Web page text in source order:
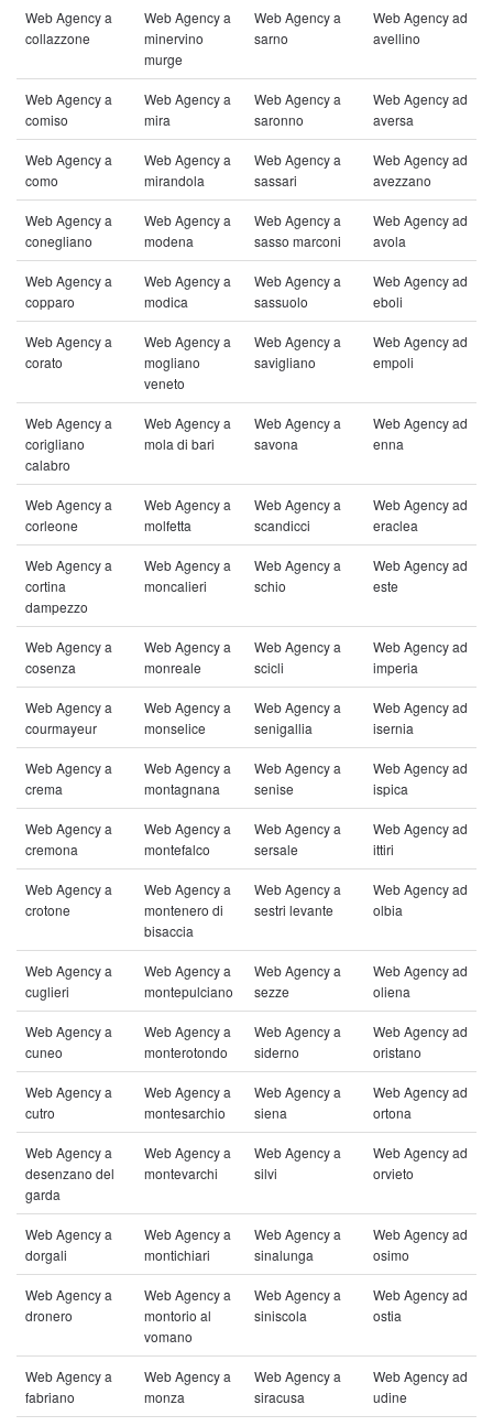
Web Agency a
collazzone
Web Agency a
minervino
murge
Web Agency a
sarno
Web Agency ad
avellino
Web Agency a
comiso
Web Agency a
mira
Web Agency a
saronno
Web Agency ad
aversa
Web Agency a
como
Web Agency a
mirandola
Web Agency a
sassari
Web Agency ad
avezzano
Web Agency a
conegliano
Web Agency a
modena
Web Agency a
sasso marconi
Web Agency ad
avola
Web Agency a
copparo
Web Agency a
modica
Web Agency a
sassuolo
Web Agency ad
eboli
Web Agency a
corato
Web Agency a
mogliano
veneto
Web Agency a
savigliano
Web Agency ad
empoli
Web Agency a
corigliano
calabro
Web Agency a
mola di bari
Web Agency a
savona
Web Agency ad
enna
Web Agency a
corleone
Web Agency a
molfetta
Web Agency a
scandicci
Web Agency ad
eraclea
Web Agency a
cortina
dampezzo
Web Agency a
moncalieri
Web Agency a
schio
Web Agency ad
este
Web Agency a
cosenza
Web Agency a
monreale
Web Agency a
scicli
Web Agency ad
imperia
Web Agency a
courmayeur
Web Agency a
monselice
Web Agency a
senigallia
Web Agency ad
isernia
Web Agency a
crema
Web Agency a
montagnana
Web Agency a
senise
Web Agency ad
ispica
Web Agency a
cremona
Web Agency a
montefalco
Web Agency a
sersale
Web Agency ad
ittiri
Web Agency a
crotone
Web Agency a
montenero di
bisaccia
Web Agency a
sestri levante
Web Agency ad
olbia
Web Agency a
cuglieri
Web Agency a
montepulciano
Web Agency a
sezze
Web Agency ad
oliena
Web Agency a
cuneo
Web Agency a
monterotondo
Web Agency a
siderno
Web Agency ad
oristano
Web Agency a
cutro
Web Agency a
montesarchio
Web Agency a
siena
Web Agency ad
ortona
Web Agency a
desenzano del
garda
Web Agency a
montevarchi
Web Agency a
silvi
Web Agency ad
orvieto
Web Agency a
dorgali
Web Agency a
montichiari
Web Agency a
sinalunga
Web Agency ad
osimo
Web Agency a
dronero
Web Agency a
montorio al
vomano
Web Agency a
siniscola
Web Agency ad
ostia
Web Agency a
fabriano
Web Agency a
monza
Web Agency a
siracusa
Web Agency ad
udine